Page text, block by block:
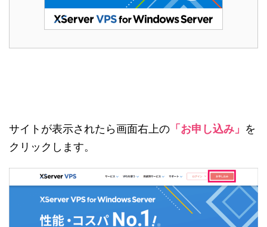
サイトが表示されたら画面右上の 「お申し込み」 を
クリックします。